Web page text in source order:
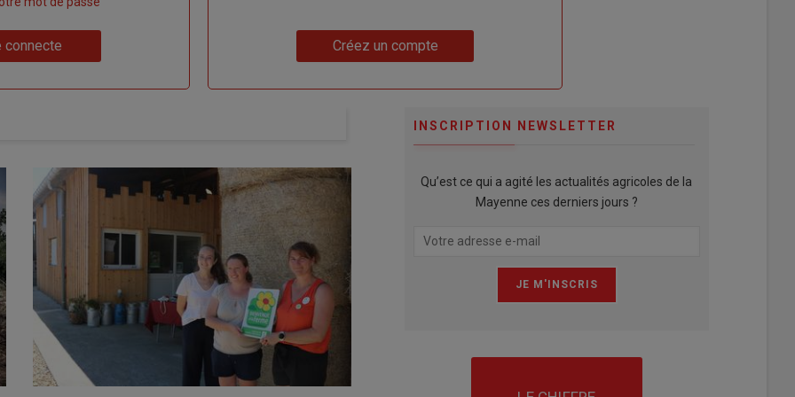
connecte Créez un compte
INSCRIPTION NEWSLETTER
Qu’est ce qui a agité les actualités agricoles de la
Mayenne ces derniers jours ?